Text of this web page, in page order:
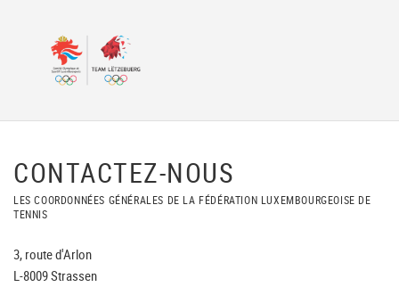
CONTACTEZ-NOUS
LES COORDONNÉES GÉNÉRALES DE LA FÉDÉRATION LUXEMBOURGEOISE DE
TENNIS
3, route d'Arlon
L-8009 Strassen